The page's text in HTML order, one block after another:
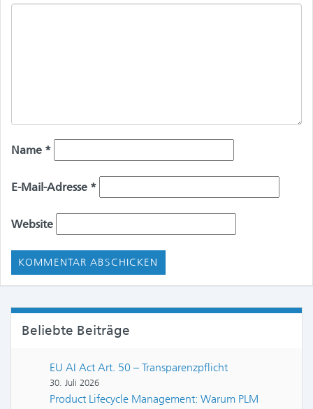
Name *
E-Mail-Adresse *
Website
Beliebte Beiträge
EU AI Act Art. 50 – Transparenzpflicht
30. Juli 2026
Product Lifecycle Management: Warum PLM